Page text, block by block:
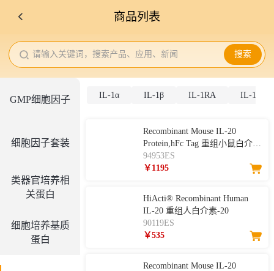
商品列表
请输入关键词，搜索产品、应用、新闻 搜索
GMP细胞因子
细胞因子套装
类器官培养相
关蛋白
细胞培养基质
蛋白
IL-1α IL-1β IL-1RA IL-
Recombinant Mouse IL-20
Protein,hFc Tag 重组小鼠白介
素-20
94953ES
￥1195
HiActi® Recombinant Human
IL-20 重组人白介素-20
90119ES
￥535
Recombinant Mouse IL-20